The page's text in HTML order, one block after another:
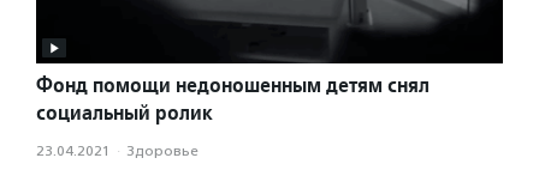
Фонд помощи недоношенным детям снял
социальный ролик
23.04.2021 · Здоровье